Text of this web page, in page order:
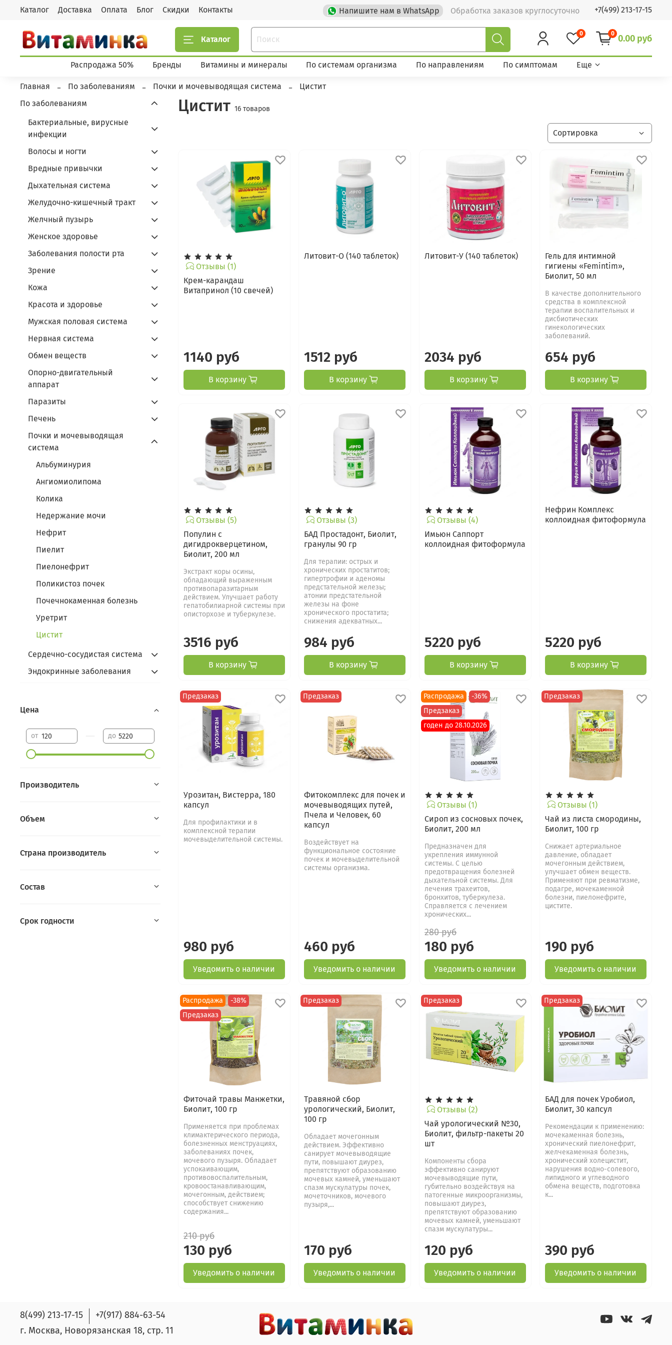
Каталог Доставка Оплата Блог Скидки Контакты Напишите нам в WhatsApp Обработка заказов круглосуточно +7(499) 213-17-15
Каталог
0 0 0.00 руб
Распродажа 50% Бренды Витамины и минералы По системам организма По направлениям По симптомам Еще
Главная По заболеваниям Почки и мочевыводящая система Цистит
Цистит 16 товаров
Отзывы (1)
Крем-карандаш
Витапринол (10 свечей)
1140 руб
В корзину
Литовит-О (140 таблеток)
1512 руб
В корзину
Литовит-У (140 таблеток)
2034 руб
В корзину
Гель для интимной
гигиены «Femintim»,
Биолит, 50 мл
В качестве дополнительного
средства в комплексной
терапии воспалительных и
дисбиотических
гинекологических
заболеваний.
654 руб
В корзину
Отзывы (5)
Популин с
дигидрокверцетином,
Биолит, 200 мл
Экстракт коры осины,
обладающий выраженным
противопаразитарным
действием. Улучшает работу
гепатобилиарной системы при
описторхозе и туберкулезе.
3516 руб
В корзину
Отзывы (3)
БАД Простадонт, Биолит,
гранулы 90 гр
Для терапии: острых и
хронических простатитов;
гипертрофии и аденомы
предстательной железы;
атонии предстательной
железы на фоне
хронического простатита;
снижения адекватных...
984 руб
В корзину
Отзывы (4)
Имьюн Саппорт
коллоидная фитоформула
5220 руб
В корзину
Нефрин Комплекс
коллоидная фитоформула
5220 руб
В корзину
Предзаказ
Урозитан, Вистерра, 180
капсул
Для профилактики и в
комплексной терапии
мочевыделительной системы.
980 руб
Уведомить о наличии
Предзаказ
Фитокомплекс для почек и
мочевыводящих путей,
Пчела и Человек, 60
капсул
Воздействует на
функциональное состояние
почек и мочевыделительной
системы организма.
460 руб
Уведомить о наличии
Распродажа
-36%
Предзаказ
годен до 28.10.2026
Отзывы (1)
Сироп из сосновых почек,
Биолит, 200 мл
Предназначен для
укрепления иммунной
системы. С целью
предотвращения болезней
дыхательной системы. Для
лечения трахеитов,
бронхитов, туберкулеза.
Справляется с лечением
хронических...
280 руб
180 руб
Уведомить о наличии
Предзаказ
Отзывы (1)
Чай из листа смородины,
Биолит, 100 гр
Снижает артериальное
давление, обладает
мочегонным действием,
улучшает обмен веществ.
Применяют при ревматизме,
подагре, мочекаменной
болезни, пиелонефрите,
цистите.
190 руб
Уведомить о наличии
Распродажа
-38%
Предзаказ
Фиточай травы Манжетки,
Биолит, 100 гр
Применяется при проблемах
климактерического периода,
болезненных менструациях,
заболеваниях почек,
мочевого пузыря. Обладает
успокаивающим,
противовоспалительным,
кровоостанавливающим,
мочегонным, действием;
способствует снижению
содержания...
210 руб
130 руб
Уведомить о наличии
Предзаказ
Травяной сбор
урологический, Биолит,
100 гр
Обладает мочегонным
действием. Эффективно
санирует мочевыводящие
пути, повышают диурез,
препятствуют образованию
мочевых камней, уменьшают
спазм мускулатуры почек,
мочеточников, мочевого
пузыря,...
170 руб
Уведомить о наличии
Предзаказ
Отзывы (2)
Чай урологический №30,
Биолит, фильтр-пакеты 20
шт
Компоненты сбора
эффективно санируют
мочевыводящие пути,
губительно воздействуя на
патогенные микроорганизмы,
повыша­ют диурез,
препятствуют образованию
мочевых камней, умень­шают
спазм мускулатуры...
120 руб
Уведомить о наличии
Предзаказ
БАД для почек Уробиол,
Биолит, 30 капсул
Рекомендации к применению:
мочекаменная болезнь,
хронический пиелонефрит,
желчекаменная болезнь,
хронический холецистит,
нарушения водно-­солевого,
липидного и углеводного
обмена веществ, подготовка
к...
390 руб
Уведомить о наличии
По заболеваниям
Бактериальные, вирусные
инфекции
Волосы и ногти
Вредные привычки
Дыхательная система
Желудочно-кишечный тракт
Желчный пузырь
Женское здоровье
Заболевания полости рта
Зрение
Кожа
Красота и здоровье
Мужская половая система
Нервная система
Обмен веществ
Опорно-двигательный
аппарат
Паразиты
Печень
Почки и мочевыводящая
система
Альбуминурия
Ангиомиолипома
Колика
Недержание мочи
Нефрит
Пиелит
Пиелонефрит
Поликистоз почек
Почечнокаменная болезнь
Уретрит
Цистит
Сердечно-сосудистая система
Эндокринные заболевания
Цена
от до
Производитель
Объем
Страна производитель
Состав
Срок годности
8(499) 213-17-15
+7(917) 884-63-54
г. Москва, Новорязанская 18, стр. 11